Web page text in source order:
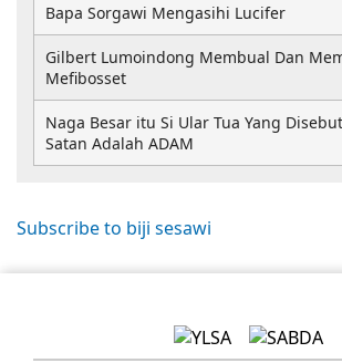
Subscribe to biji sesawi
Bapa Sorgawi Mengasihi Lucifer
Gilbert Lumoindong Membual Dan
Mefibosset
Naga Besar itu Si Ular Tua Yang
Satan Adalah ADAM